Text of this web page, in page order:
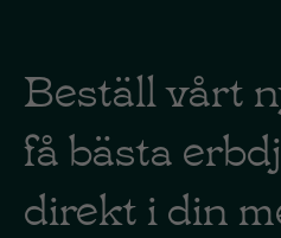
Beställ vårt
få bästa
direkt i din